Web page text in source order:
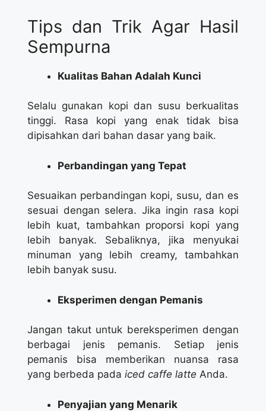
Tips dan Trik Agar Hasil
Sempurna
Kualitas Bahan Adalah Kunci
Selalu gunakan kopi dan susu berkualitas
tinggi. Rasa kopi yang enak tidak bisa
dipisahkan dari bahan dasar yang baik.
Perbandingan yang Tepat
Sesuaikan perbandingan kopi, susu, dan es
sesuai dengan selera. Jika ingin rasa kopi
lebih kuat, tambahkan proporsi kopi yang
lebih banyak. Sebaliknya, jika menyukai
minuman yang lebih creamy, tambahkan
lebih banyak susu.
Eksperimen dengan Pemanis
Jangan takut untuk bereksperimen dengan
berbagai jenis pemanis. Setiap jenis
pemanis bisa memberikan nuansa rasa
yang berbeda pada iced caffe latte Anda.
Penyajian yang Menarik